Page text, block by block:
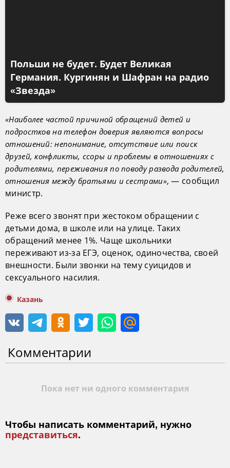
Польши не будет. Будет Великая
Германия. Кургинян и Шафран на радио
«Звезда»
«Наиболее частой причиной обращений детей и
подростков на телефон доверия являются вопросы
отношений: непонимание, отсутствие или поиск
друзей, конфликты, ссоры и проблемы в отношениях с
родителями, переживания по поводу развода родителей,
отношения между братьями и сестрами», — сообщил
министр.
Реже всего звонят при жестоком обращении с
детьми дома, в школе или на улице. Таких
обращений менее 1%. Чаще школьники
переживают из-за ЕГЭ, оценок, одиночества, своей
внешности. Были звонки на тему суицидов и
сексуального насилия.
Казань
Комментарии
Пока нет ни одного комментария
Чтобы написать комментарий, нужно
представиться.